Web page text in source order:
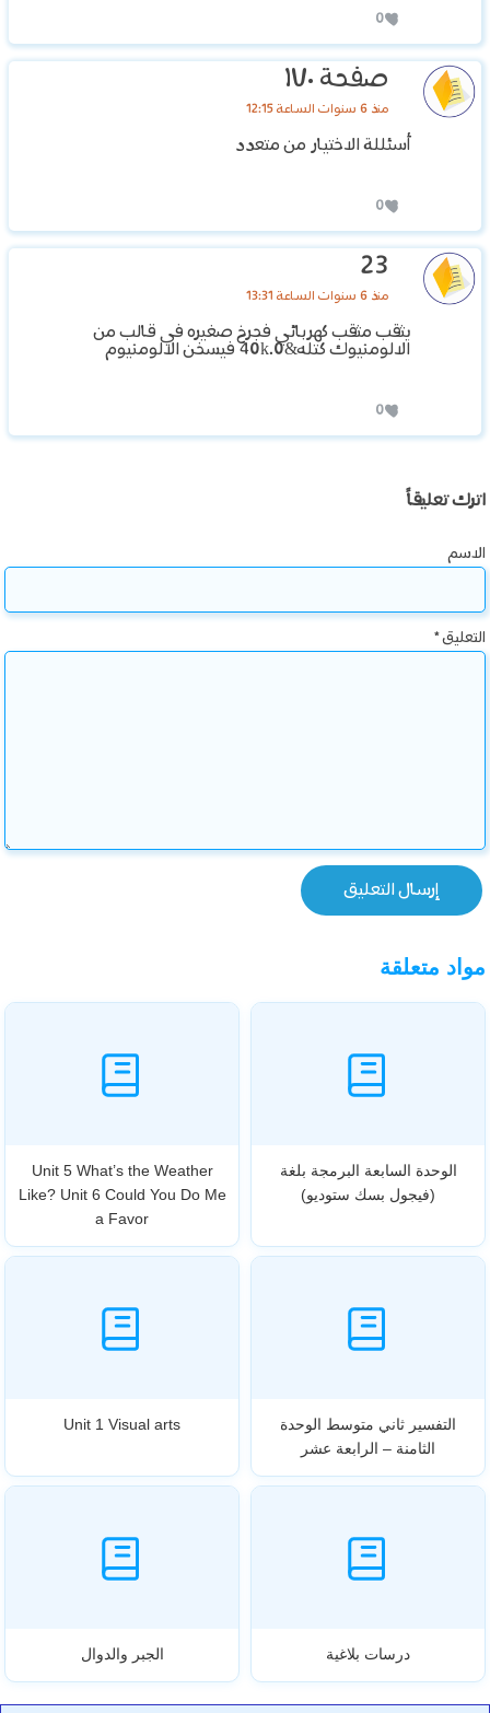
0
صفحة ١٧٠
منذ 6 سنوات الساعة 12:15
أسئللة الاختيار من متعدد
0
23
منذ 6 سنوات الساعة 13:31
يثقب مثقب كهربائي فجرخ صغيره في قالب من
الالومنيوك كتله&40k.0 فيسخن الالومنيوم
0
اترك تعليقاً
الاسم
التعليق*
مواد متعلقة
الوحدة السابعة البرمجة بلغة
(فيجول بسك ستوديو)
Unit 5 What’s the Weather
Like? Unit 6 Could You Do Me
a Favor
التفسير ثاني متوسط الوحدة
الثامنة – الرابعة عشر
Unit 1 Visual arts
درسات بلاغية الجبر والدوال